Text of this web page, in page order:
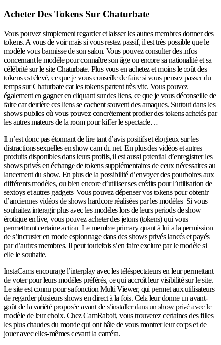
Acheter Des Tokens Sur Chaturbate
Vous pouvez simplement regarder et laisser les autres membres donner des
tokens. A vous de voir mais si vous restez passif, il est très possible que le
modèle vous bannisse de son salon. Vous pouvez consulter des infos
concernant le modèle pour connaître son âge ou encore sa nationalité et sa
célébrité sur le site Chaturbate. Plus vous en achetez et moins le coût des
tokens est élevé, ce que je vous conseille de faire si vous pensez passer du
temps sur Chaturbate car les tokens partent très vite. Vous pouvez
également en gagner en cliquant sur des liens, ce que je vous déconseille de
faire car derrière ces liens se cachent souvent des arnaques. Surtout dans les
shows publics où vous pouvez concrètement profiter des tokens achetés par
les autres mateurs de la room pour kiffer le spectacle…
Il n’est donc pas étonnant de lire tant d’avis positifs et élogieux sur les
distractions sexuelles en show cam du net. En plus des vidéos et autres
produits disponibles dans leurs profils, il est aussi potential d’enregistrer les
shows privés en échange de tokens supplémentaires de ceux nécessaires au
lancement du show. En plus de la possibilité d’envoyer des pourboires aux
différents modèles, ou bien encore d’utiliser ses crédits pour l’utilisation de
sextoys et autres gadgets. Vous pouvez dépenser vos tokens pour obtenir
d’anciennes vidéos de shows hardcore réalisées par les modèles. Si vous
souhaitez interagir plus avec les modèles lors de leurs periods de show
érotique en live, vous pouvez acheter des jetons (tokens) qui vous
permettront certaine action. Le membre primary quant à lui a la permission
de s’incruster en mode espionnage dans des shows privés lancés et payés
par d’autres membres. Il peut toutefois s’en faire exclure par le modèle si
elle le souhaite.
InstaCams encourage l’interplay avec les téléspectateurs en leur permettant
de voter pour leurs modèles préférés, ce qui accroît leur visibilité sur le site.
Le site est connu pour sa fonction Multi Viewer, qui permet aux utilisateurs
de regarder plusieurs shows en direct à la fois. Cela leur donne un avant-
goût de la variété proposée avant de s’installer dans un show privé avec le
modèle de leur choix. Chez CamRabbit, vous trouverez certaines des filles
les plus chaudes du monde qui ont hâte de vous montrer leur corps et de
jouer avec elles-mêmes devant la caméra.